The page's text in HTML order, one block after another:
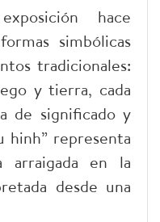
hace
simbólicas
tradicionales:
y tierra, cada
de significado y
hinh” representa
arraigada en la
desde una